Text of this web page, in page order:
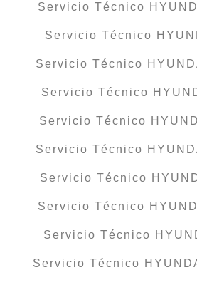
Servicio Técnico
Servicio Técnico
Servicio Técnico
Servicio Técnico
Servicio Técnico
Servicio Técnico
Servicio Técnico
Servicio Técnico
Servicio Técnico
Servicio Técnico